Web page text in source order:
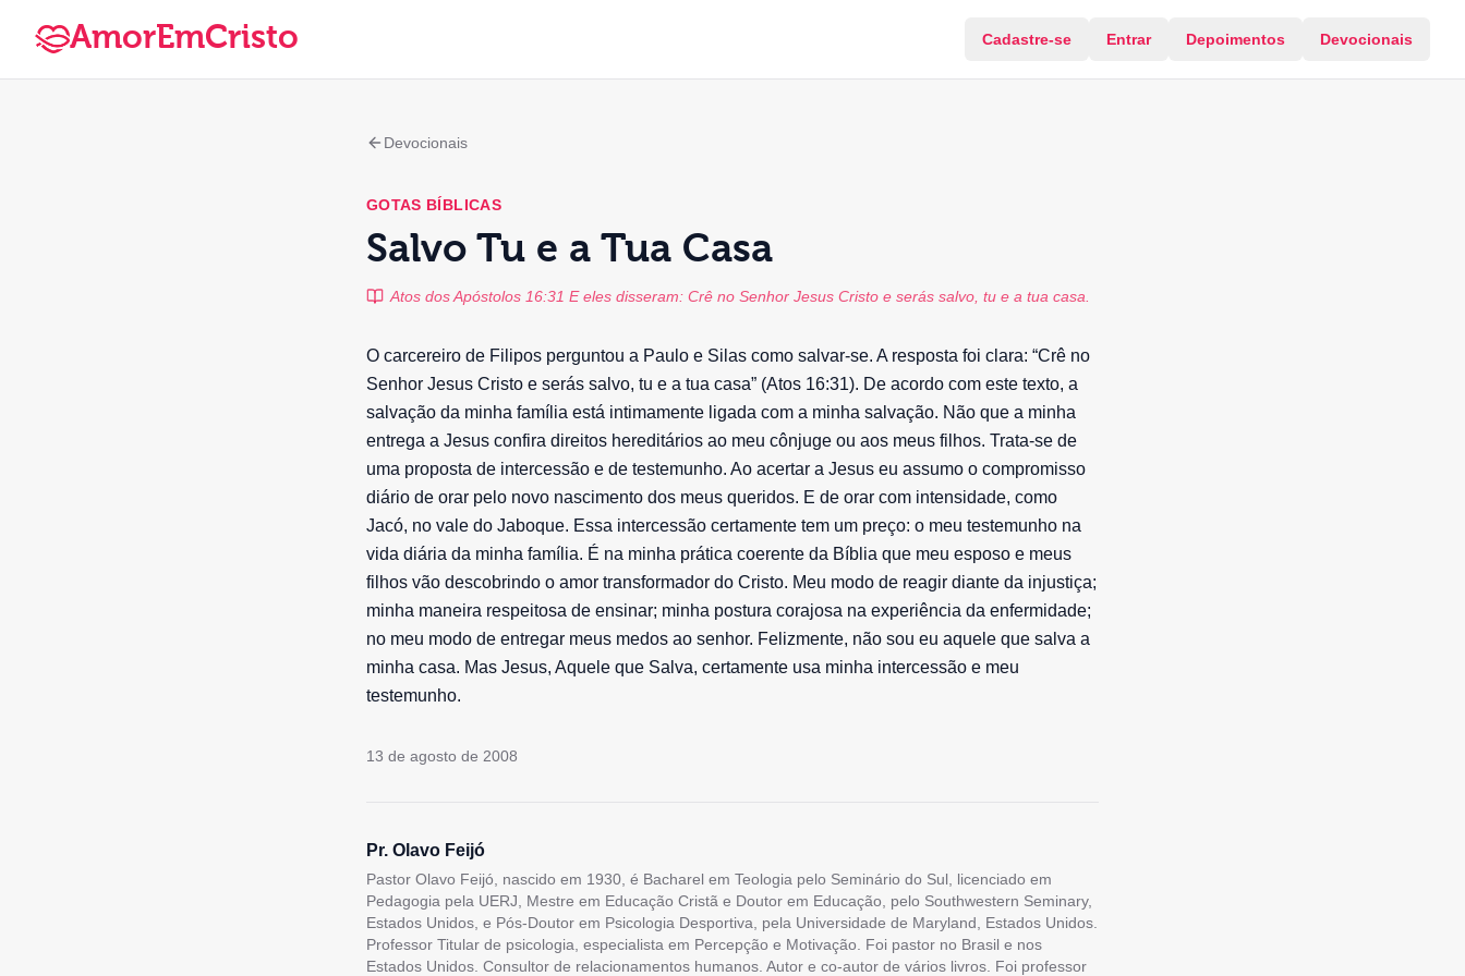
AmorEmCristo Cadastre-se Entrar Depoimentos Devocionais
Devocionais
GOTAS BÍBLICAS
Salvo Tu e a Tua Casa
Atos dos Apóstolos 16:31 E eles disseram: Crê no Senhor Jesus Cristo e serás salvo, tu e a tua casa.
O carcereiro de Filipos perguntou a Paulo e Silas como salvar-se. A resposta foi clara: “Crê no
Senhor Jesus Cristo e serás salvo, tu e a tua casa” (Atos 16:31). De acordo com este texto, a
salvação da minha família está intimamente ligada com a minha salvação. Não que a minha
entrega a Jesus confira direitos hereditários ao meu cônjuge ou aos meus filhos. Trata-se de
uma proposta de intercessão e de testemunho. Ao acertar a Jesus eu assumo o compromisso
diário de orar pelo novo nascimento dos meus queridos. E de orar com intensidade, como
Jacó, no vale do Jaboque. Essa intercessão certamente tem um preço: o meu testemunho na
vida diária da minha família. É na minha prática coerente da Bíblia que meu esposo e meus
filhos vão descobrindo o amor transformador do Cristo. Meu modo de reagir diante da injustiça;
minha maneira respeitosa de ensinar; minha postura corajosa na experiência da enfermidade;
no meu modo de entregar meus medos ao senhor. Felizmente, não sou eu aquele que salva a
minha casa. Mas Jesus, Aquele que Salva, certamente usa minha intercessão e meu
testemunho.
13 de agosto de 2008
Pr. Olavo Feijó
Pastor Olavo Feijó, nascido em 1930, é Bacharel em Teologia pelo Seminário do Sul, licenciado em
Pedagogia pela UERJ, Mestre em Educação Cristã e Doutor em Educação, pelo Southwestern Seminary,
Estados Unidos, e Pós-Doutor em Psicologia Desportiva, pela Universidade de Maryland, Estados Unidos.
Professor Titular de psicologia, especialista em Percepção e Motivação. Foi pastor no Brasil e nos
Estados Unidos. Consultor de relacionamentos humanos. Autor e co-autor de vários livros. Foi professor